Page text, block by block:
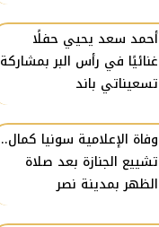
أحمد سعد يحيي حفلًا
غنائيًا في رأس البر بمشاركة
تسعيناتي باند
وفاة الإعلامية سونيا كمال..
تشييع الجنازة بعد صلاة
الظهر بمدينة نصر